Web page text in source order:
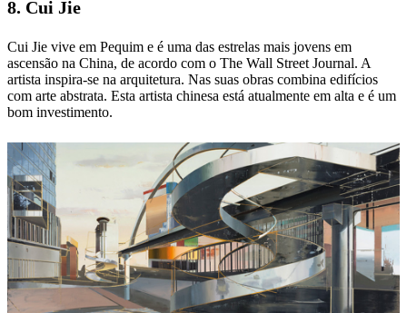
8. Cui Jie
Cui Jie vive em Pequim e é uma das estrelas mais jovens em
ascensão na China, de acordo com o The Wall Street Journal. A
artista inspira-se na arquitetura. Nas suas obras combina edifícios
com arte abstrata. Esta artista chinesa está atualmente em alta e é um
bom investimento.